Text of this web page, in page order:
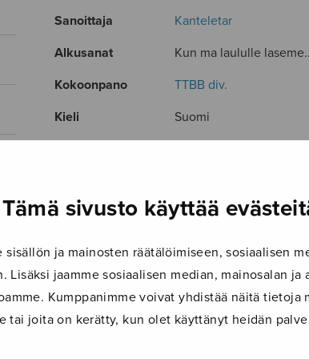
Tämä sivusto käyttää
sisällön ja mainosten räätälöimiseen, sosiaalisen
Lisäksi jaamme sosiaalisen median, mainosalan
Kumppanimme voivat yhdistää näitä
tai joita on kerätty, kun olet käyttänyt heidän
Sanoittaja
Kanteletar
Alkusanat
Kun ma laululle
Kokoonpano
TTBB div.
Kieli
Suomi
Osastot
Mieskuoro
Tuotetunnus
S0882
Sivumäärä
16
TUTUSTU MYÖS